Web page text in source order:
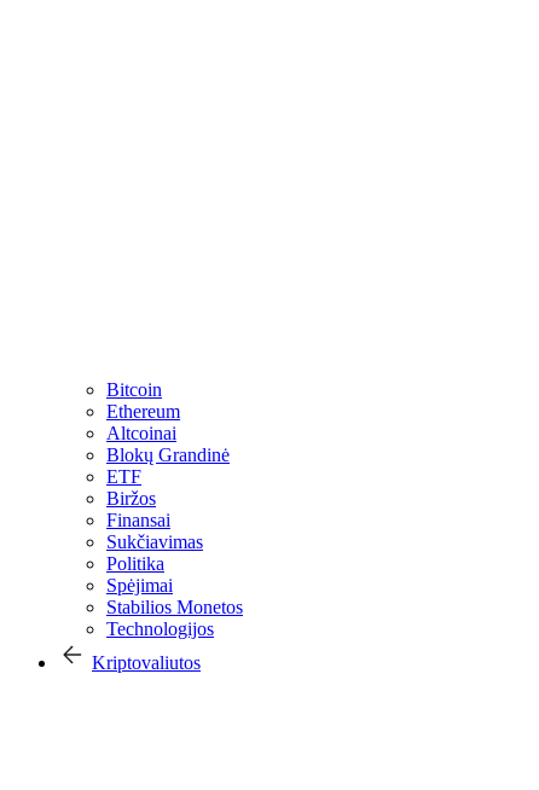
Bitcoin
Ethereum
Altcoinai
Blokų Grandinė
ETF
Biržos
Finansai
Sukčiavimas
Politika
Spėjimai
Stabilios Monetos
Technologijos
Kriptovaliutos